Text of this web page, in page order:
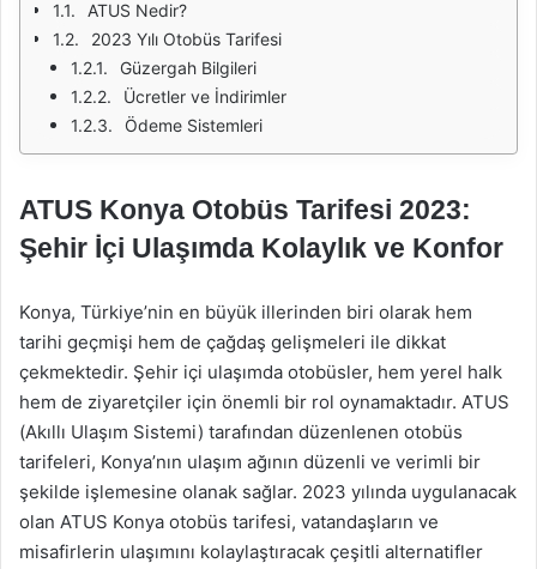
ATUS Nedir?
2023 Yılı Otobüs Tarifesi
Güzergah Bilgileri
Ücretler ve İndirimler
Ödeme Sistemleri
ATUS Konya Otobüs Tarifesi 2023:
Şehir İçi Ulaşımda Kolaylık ve Konfor
Konya, Türkiye’nin en büyük illerinden biri olarak hem
tarihi geçmişi hem de çağdaş gelişmeleri ile dikkat
çekmektedir. Şehir içi ulaşımda otobüsler, hem yerel halk
hem de ziyaretçiler için önemli bir rol oynamaktadır. ATUS
(Akıllı Ulaşım Sistemi) tarafından düzenlenen otobüs
tarifeleri, Konya’nın ulaşım ağının düzenli ve verimli bir
şekilde işlemesine olanak sağlar. 2023 yılında uygulanacak
olan ATUS Konya otobüs tarifesi, vatandaşların ve
misafirlerin ulaşımını kolaylaştıracak çeşitli alternatifler